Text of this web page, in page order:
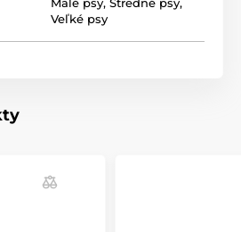
Obrázky majú len
Veľké psy